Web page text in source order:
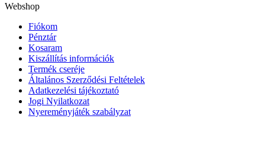
Webshop
Fiókom
Pénztár
Kosaram
Kiszállítás információk
Termék cseréje
Általános Szerződési Feltételek
Adatkezelési tájékoztató
Jogi Nyilatkozat
Nyereményjáték szabályzat